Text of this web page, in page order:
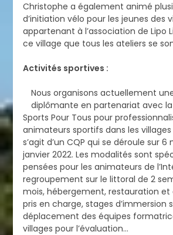
Christophe a également animé
d’initiation vélo pour les jeunes des
appartenant à l’association de Lipo
ce village que tous les ateliers se
Activités sportives :
Nous organisons actuellement
diplômante en partenariat avec
Sports Pour Tous pour
animateurs sportifs dans les villages
s’agit d’un CQP qui se déroule sur 6
janvier 2022. Les modalités sont
pensées pour les animateurs de
regroupement sur le littoral de 2
mois, hébergement, restauration
pris en charge, stages d’immersion
déplacement des équipes
villages pour l’évaluation…